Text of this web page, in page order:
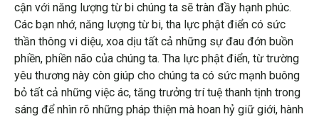
cận với năng lượng từ bi chúng ta sẽ tràn đầy hạnh phúc.
Các bạn nhớ, năng lượng từ bi, tha lực phật điển có sức
thần thông vi diệu, xoa dịu tất cả những sự đau đớn buồn
phiền, phiền não của chúng ta. Tha lực phật điển, từ trường
yêu thương này còn giúp cho chúng ta có sức mạnh buông
bỏ tất cả những việc ác, tăng trưởng trí tuệ thanh tịnh trong
sáng để nhìn rõ những pháp thiện mà hoan hỷ giữ giới, hành